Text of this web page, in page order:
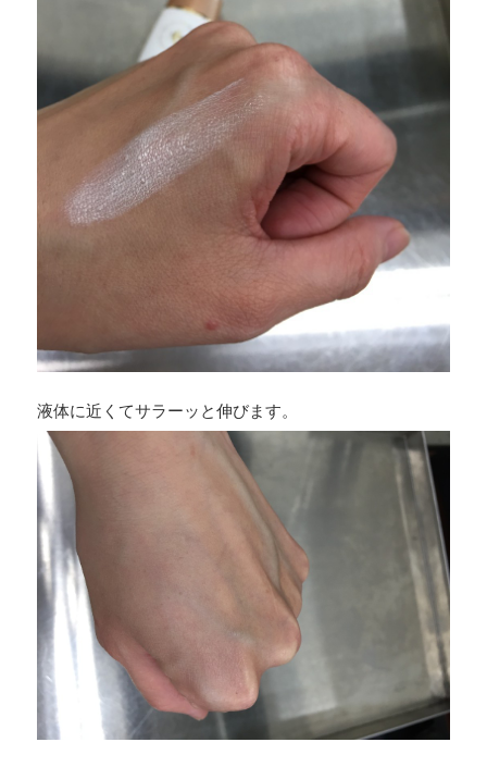
液体に近くてサラーッと伸びます。